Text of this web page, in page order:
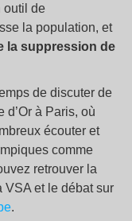
outil de
la population, et
la suppression de
de discuter de
à Paris, où
écouter et
comme
retrouver la
VSA et le débat sur
.